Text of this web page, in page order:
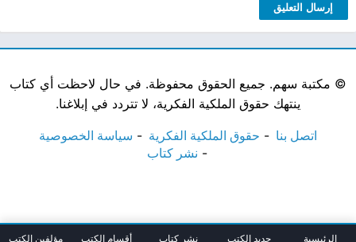
© مكتبة سهم. جميع الحقوق محفوظة. في حال لاحظت أي كتاب
ينتهك حقوق الملكية الفكرية، لا تتردد في إبلاغنا.
اتصل بنا حقوق الملكية الفكرية
سياسة الخصوصية
نشر كتاب
الرئيسية جديد الكتب نشر كتاب أقسام الكتب مؤلفين الكتب